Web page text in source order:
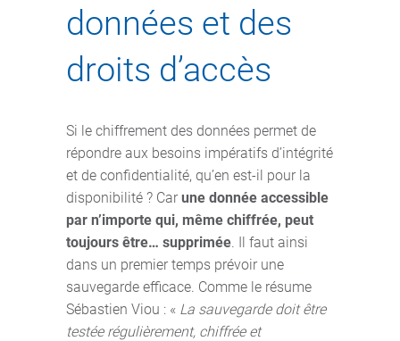
données et des
droits d’accès
Si le chiffrement des données permet de
répondre aux besoins impératifs d’intégrité
et de confidentialité, qu’en est-il pour la
disponibilité ? Car une donnée accessible
par n’importe qui, même chiffrée, peut
toujours être… supprimée . Il faut ainsi
dans un premier temps prévoir une
sauvegarde efficace. Comme le résume
Sébastien Viou : « La sauvegarde doit être
testée régulièrement, chiffrée et